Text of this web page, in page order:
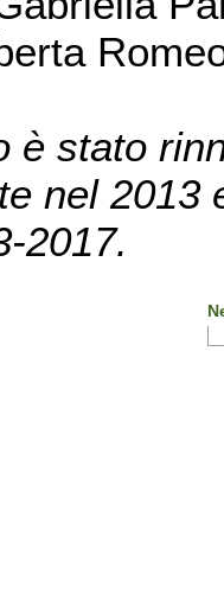
è stato
nel 2013
2017.